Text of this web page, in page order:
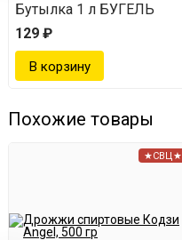
Бутылка 1 л БУГЕЛЬ
129 ₽
Похожие товары
★СВЦ★